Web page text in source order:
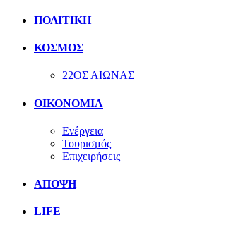
ΠΟΛΙΤΙΚΗ
ΚΟΣΜΟΣ
22ΟΣ ΑΙΩΝΑΣ
ΟΙΚΟΝΟΜΙΑ
Ενέργεια
Τουρισμός
Επιχειρήσεις
ΑΠΟΨΗ
LIFE